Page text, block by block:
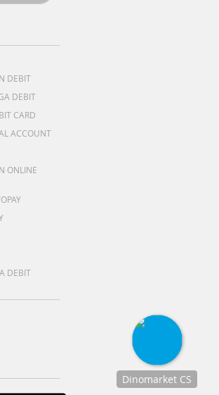
DEBIT
DEBIT
CARD
ACCOUNT
ONLINE
DEBIT
Dinomarket CS